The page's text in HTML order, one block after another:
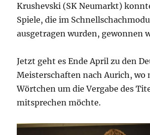
Krushevski (SK Neumarkt)
Spiele, die im
ausgetragen wurden, gewonnen
Jetzt geht es Ende April zu den
Meisterschaften nach Aurich, wo
Wörtchen um die Vergabe des
mitsprechen möchte.